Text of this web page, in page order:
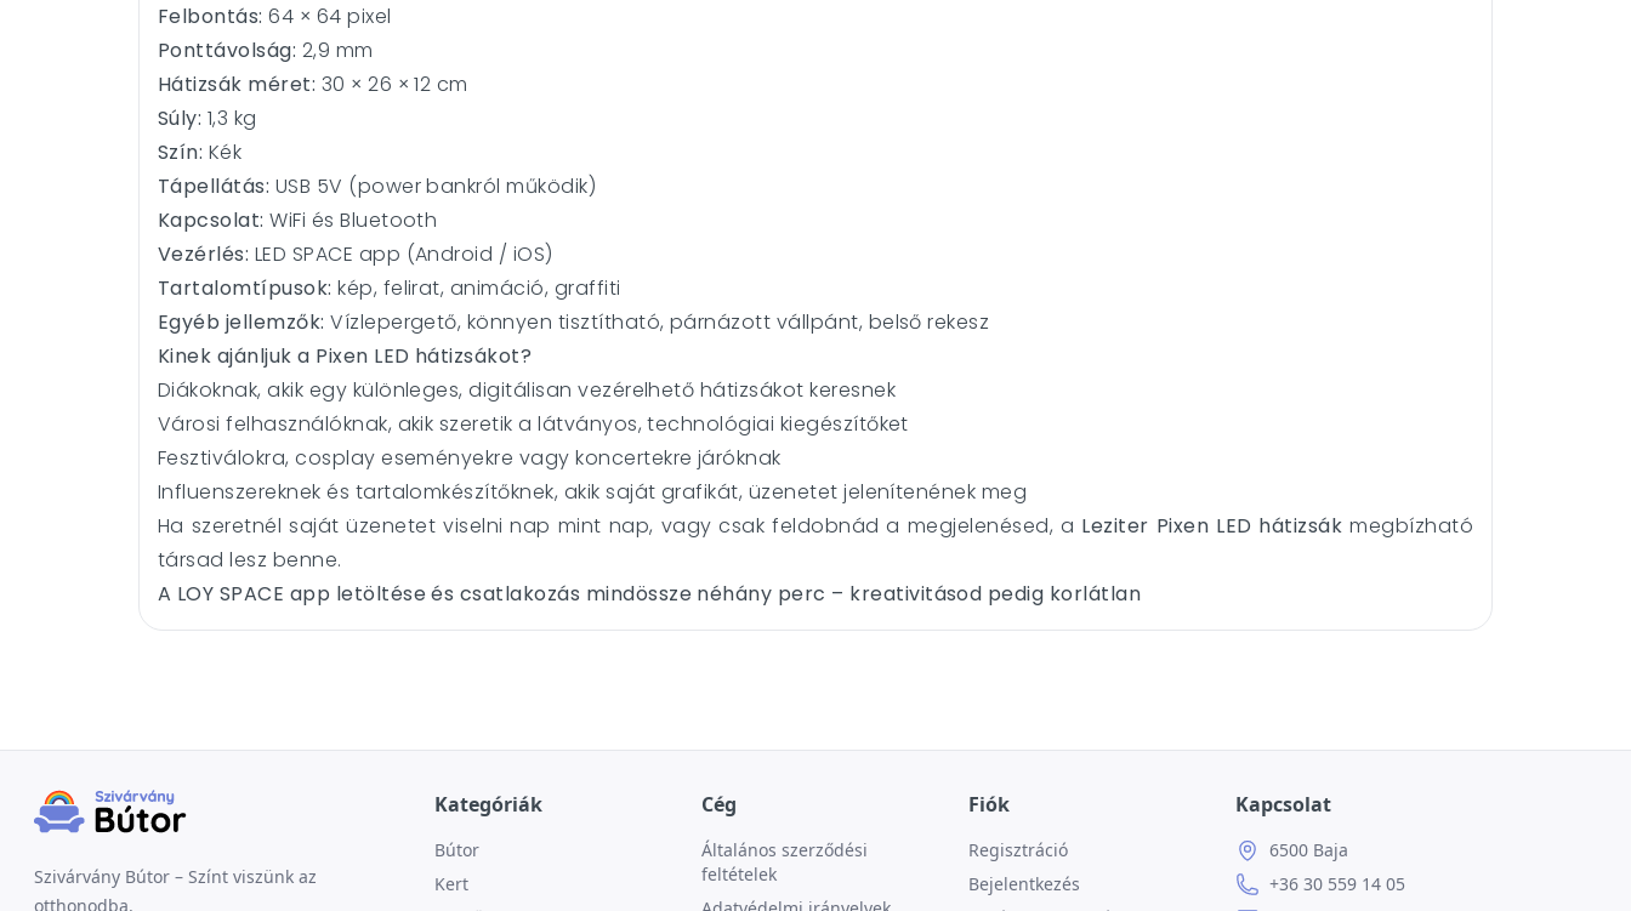
Felbontás: 64 × 64 pixel
Ponttávolság: 2,9 mm
Hátizsák méret: 30 × 26 × 12 cm
Súly: 1,3 kg
Szín: Kék
Tápellátás: USB 5V (power bankról működik)
Kapcsolat: WiFi és Bluetooth
Vezérlés: LED SPACE app (Android / iOS)
Tartalomtípusok: kép, felirat, animáció, graffiti
Egyéb jellemzők: Vízlepergető, könnyen tisztítható, párnázott vállpánt, belső rekesz
Kinek ajánljuk a Pixen LED hátizsákot?
Diákoknak, akik egy különleges, digitálisan vezérelhető hátizsákot keresnek
Városi felhasználóknak, akik szeretik a látványos, technológiai kiegészítőket
Fesztiválokra, cosplay eseményekre vagy koncertekre járóknak
Influenszereknek és tartalomkészítőknek, akik saját grafikát, üzenetet jelenítenének meg
Ha szeretnél saját üzenetet viselni nap mint nap, vagy csak feldobnád a megjelenésed, a Leziter Pixen LED hátizsák megbízható
társad lesz benne.
A LOY SPACE app letöltése és csatlakozás mindössze néhány perc – kreativitásod pedig korlátlan
Szivárvány Bútor – Színt viszünk az
otthonodba.
Kategóriák
Bútor
Kert
Cég
Általános szerződési
feltételek
Fiók
Regisztráció
Bejelentkezés
Kapcsolat
6500 Baja
+36 30 559 14 05